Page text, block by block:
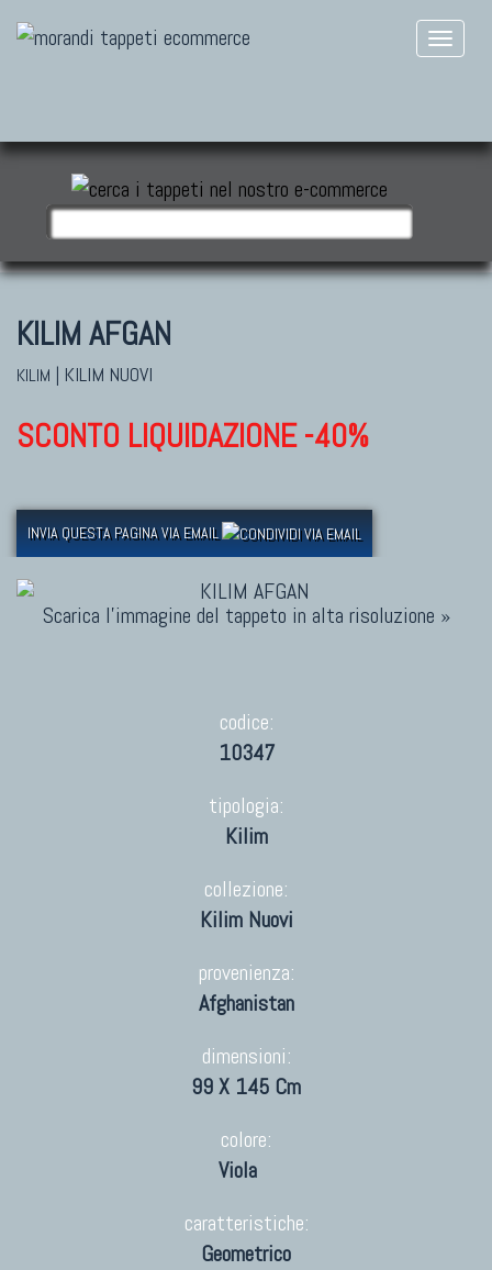
KILIM AFGAN
KILIM | KILIM NUOVI
SCONTO LIQUIDAZIONE -40%
INVIA QUESTA PAGINA VIA EMAIL
Scarica l'immagine del tappeto in alta risoluzione »
codice:
10347
tipologia:
Kilim
collezione:
Kilim Nuovi
provenienza:
Afghanistan
dimensioni:
99 X 145 Cm
colore:
Viola
caratteristiche:
Geometrico